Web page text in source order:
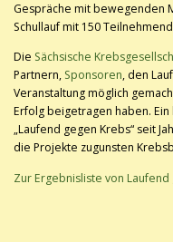
Gespräche mit bewegenden
Schullauf mit 150
Die Sächsische
Partnern, Sponsoren, den
Veranstaltung möglich
Erfolg beigetragen haben.
„Laufend gegen Krebs“ seit
die Projekte zugunsten
Zur Ergebnisliste von